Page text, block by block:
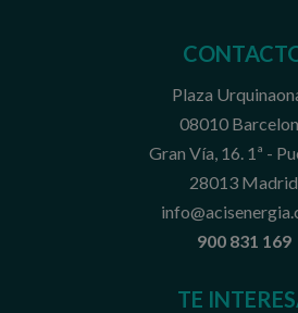
Plaza
08010
Gran Vía, 16. 1ª -
28013 Madrid
900 831 169
TE